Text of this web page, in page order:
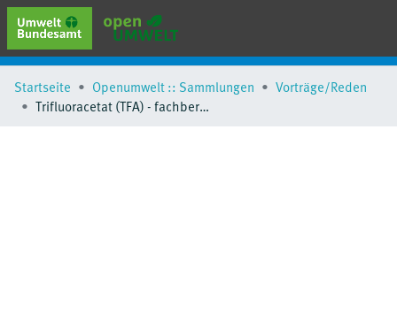
erweiterte Suche
Browse
Startseite Openumwelt :: Sammlungen
Vorträge/Reden
Trifluoracetat (TFA) - fachbereichsübergreifende Evaluierung von Quellen, Eintragspfaden und Gewässerbelastungen